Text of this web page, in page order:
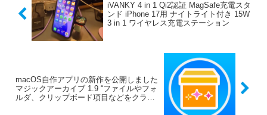
iVANKY 4 in 1 Qi2認証 MagSafe充電スタ
ンド iPhone 17用 ナイトライト付き 15W
3 in 1 ワイヤレス充電ステーション
macOS自作アプリの新作を公開しました
マジックアーカイブ 1.9 “ファイルやフォ
ルダ、クリップボード項目などをクラウ